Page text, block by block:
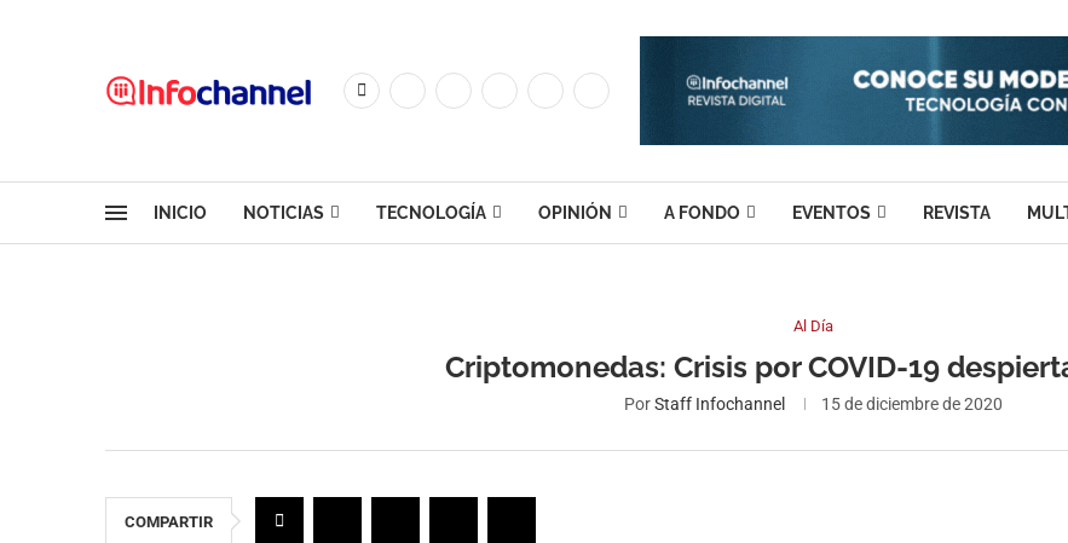
INICIO NOTICIAS TECNOLOGÍA OPINIÓN A FONDO EVENTOS REVISTA
Al Día
Criptomonedas: Crisis por COVID-19
PorStaff Infochannel 15 de diciembre de 2020
COMPARTIR